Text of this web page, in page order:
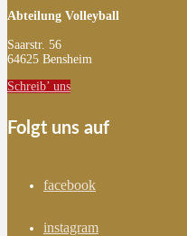
Abteilung Volleyball
Saarstr. 56
64625 Bensheim
Schreib’ uns
Folgt uns auf
facebook
instagram